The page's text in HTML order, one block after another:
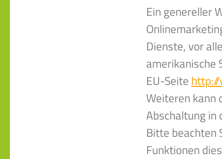
Ein genereller
Dienste, vor
amerikanische
EU-Seite
Weiteren kann
Abschaltung in
Bitte beachten
Funktionen